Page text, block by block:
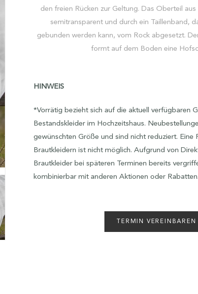
den freien Rücken zur Geltung. Das Oberteil
semitransparent und durch ein Taillenband,
gebunden werden kann, vom Rock abgesetzt.
formt auf dem Boden eine
HINWEIS
*Vorrätig bezieht sich auf die aktuell verfügbaren
Bestandskleider im Hochzeitshaus.
gewünschten Größe und sind nicht reduziert. Eine
Brautkleidern ist nicht möglich. Aufgrund von
Brautkleider bei späteren Terminen bereits
kombinierbar mit anderen Aktionen oder Rabatten.
TERMIN VEREINBAREN